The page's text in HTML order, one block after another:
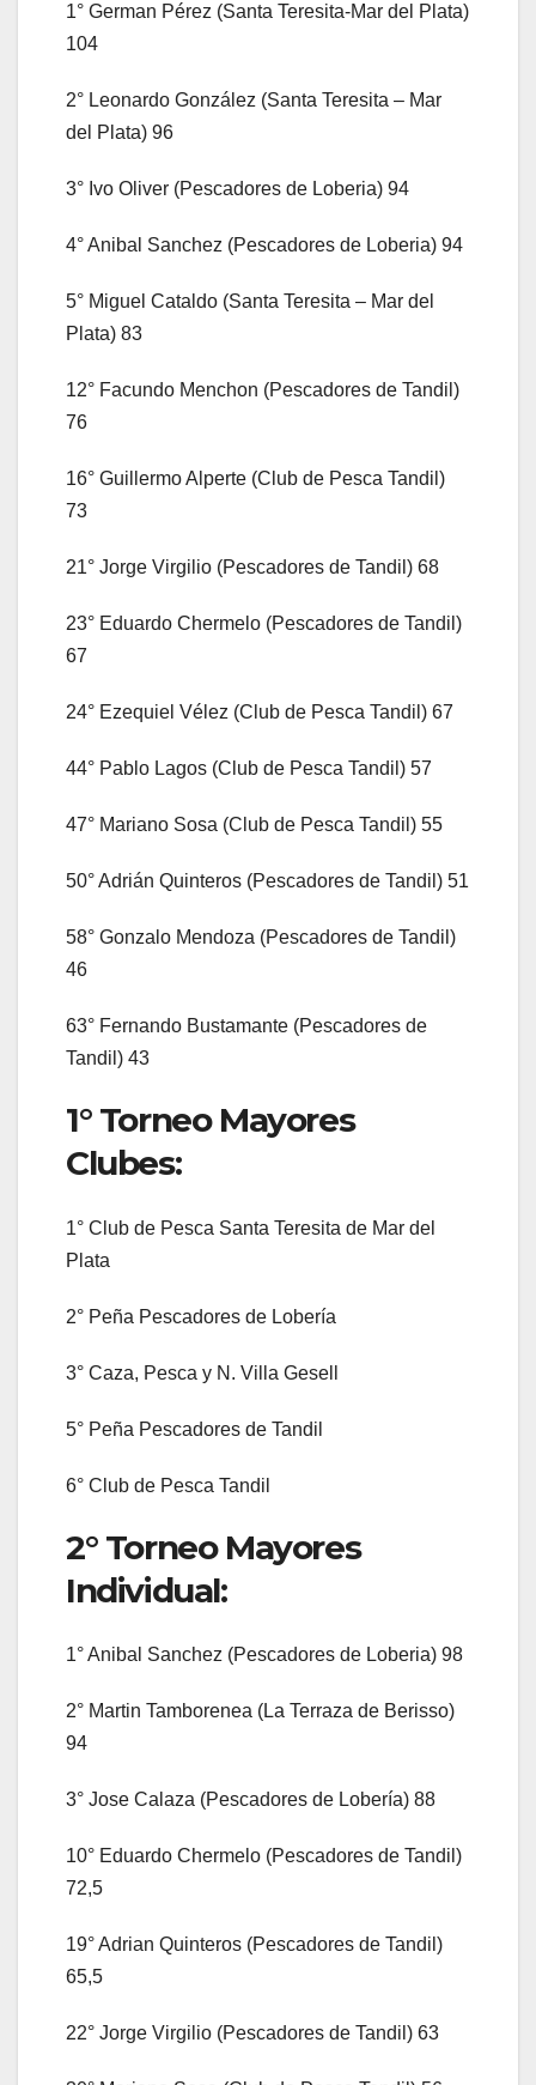
1° German Pérez (Santa Teresita-Mar del Plata)
104
2° Leonardo González (Santa Teresita – Mar
del Plata) 96
3° Ivo Oliver (Pescadores de Loberia) 94
4° Anibal Sanchez (Pescadores de Loberia) 94
5° Miguel Cataldo (Santa Teresita – Mar del
Plata) 83
12° Facundo Menchon (Pescadores de Tandil)
76
16° Guillermo Alperte (Club de Pesca Tandil)
73
21° Jorge Virgilio (Pescadores de Tandil) 68
23° Eduardo Chermelo (Pescadores de Tandil)
67
24° Ezequiel Vélez (Club de Pesca Tandil) 67
44° Pablo Lagos (Club de Pesca Tandil) 57
47° Mariano Sosa (Club de Pesca Tandil) 55
50° Adrián Quinteros (Pescadores de Tandil) 51
58° Gonzalo Mendoza (Pescadores de Tandil)
46
63° Fernando Bustamante (Pescadores de
Tandil) 43
1° Torneo Mayores
Clubes:
1° Club de Pesca Santa Teresita de Mar del
Plata
2° Peña Pescadores de Lobería
3° Caza, Pesca y N. Villa Gesell
5° Peña Pescadores de Tandil
6° Club de Pesca Tandil
2° Torneo Mayores
Individual:
1° Anibal Sanchez (Pescadores de Loberia) 98
2° Martin Tamborenea (La Terraza de Berisso)
94
3° Jose Calaza (Pescadores de Lobería) 88
10° Eduardo Chermelo (Pescadores de Tandil)
72,5
19° Adrian Quinteros (Pescadores de Tandil)
65,5
22° Jorge Virgilio (Pescadores de Tandil) 63